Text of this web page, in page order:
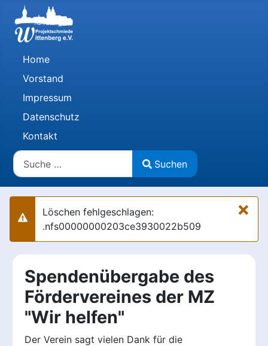
Home
Vorstand
Impressum
Datenschutz
Kontakt
Suchen
Type 2 or more characters for results.
Suchen
×
Warnung
Löschen fehlgeschlagen:
.nfs00000000203ce3930022b509
Spendenübergabe des
Fördervereines der MZ
"Wir helfen"
Der Verein sagt vielen Dank für die